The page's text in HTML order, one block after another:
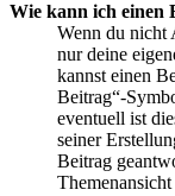
Wie kann ich einen
Wenn du nicht
nur deine
kannst einen
Beitrag“-
eventuell ist
seiner
Beitrag